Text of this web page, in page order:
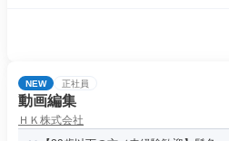
NEW 正社員
動画編集
ＨＫ株式会社